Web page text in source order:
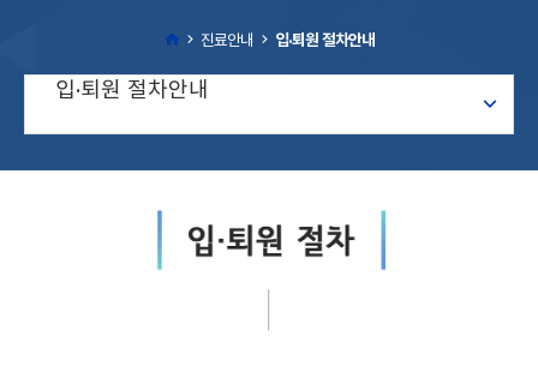
진료안내 입·퇴원 절차안내
입·퇴원 절차안내